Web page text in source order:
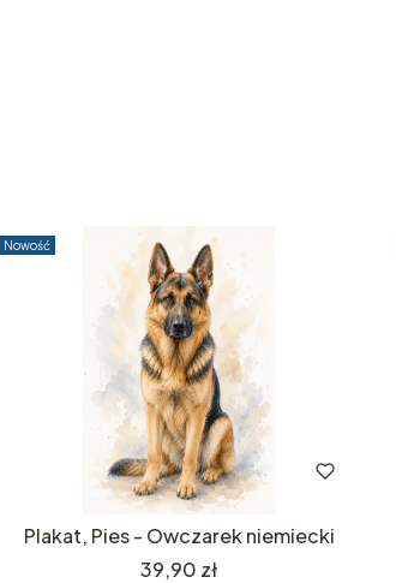
Nowość
Plakat, Pies - Owczarek niemiecki
Cena
39,90 zł